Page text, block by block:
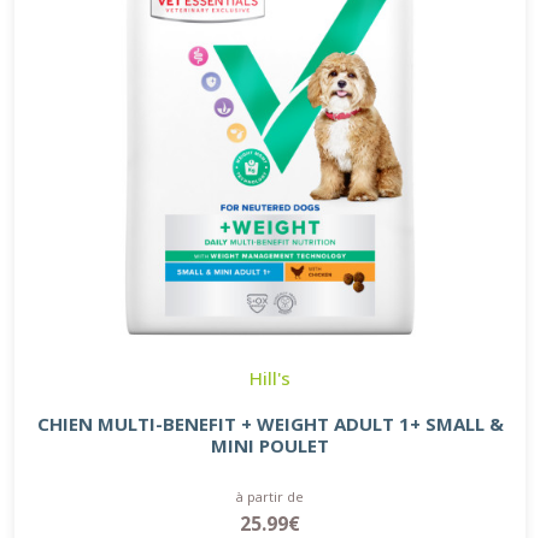
Hill's
CHIEN MULTI-BENEFIT + WEIGHT ADULT 1+ SMALL &
MINI POULET
à partir de
25.99€